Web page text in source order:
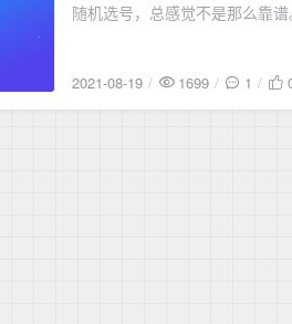
随机选号，总感觉不是那么靠
2021-08-19 1699 1